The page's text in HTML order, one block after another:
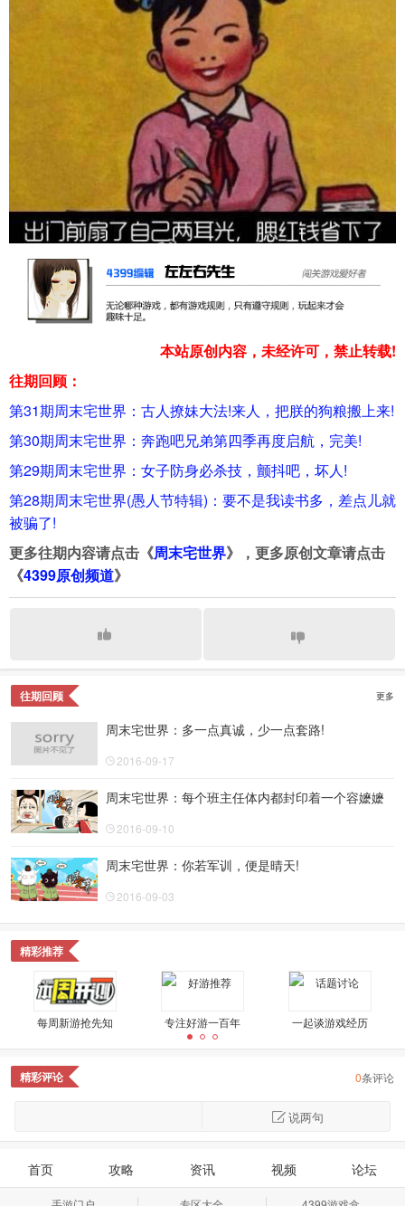
本站原创内容，未经许可，禁止转载!
往期回顾：
第31期周末宅世界：古人撩妹大法!来人，把朕的狗粮搬上来!
第30期周末宅世界：奔跑吧兄弟第四季再度启航，完美!
第29期周末宅世界：女子防身必杀技，颤抖吧，坏人!
第28期周末宅世界(愚人节特辑)：要不是我读书多，差点儿就
被骗了!
更多往期内容请点击《周末宅世界》，更多原创文章请点击
《4399原创频道》
往期回顾 更多
周末宅世界：多一点真诚，少一点套路!
2016-09-17
周末宅世界：每个班主任体内都封印着一个容嬷嬷
2016-09-10
周末宅世界：你若军训，便是晴天!
2016-09-03
精彩推荐
每周新游抢先知 专注好游一百年 一起谈游戏经历
不是好玩就是奇葩
link二次元 周末宅世界 一周神回复
精彩评论 0条评论
说两句
首页 攻略 资讯 视频 论坛